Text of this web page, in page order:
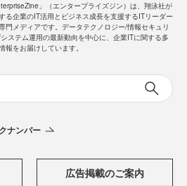
」（エンタープライズジン）は、翔泳社が
る企業のIT活用とビジネス成長を支援するITリーダー
門メディアです。データテクノロジー/情報セキュリ
ステム運用の最新動向を中心に、企業ITに関する多
報をお届けしています。
ナンバー
広告掲載のご案内